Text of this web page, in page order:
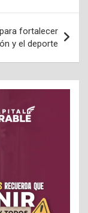
fortalecer
y el deporte